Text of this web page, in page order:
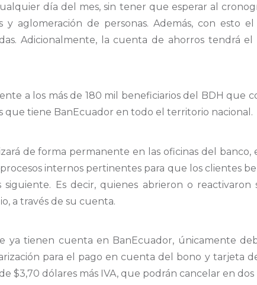
día del mes, sin tener que esperar al
aglomeración de personas. Además, con esto
Adicionalmente, la cuenta de ahorros tendrá
a los más de 180 mil beneficiarios del BDH que
que tiene BanEcuador en todo el territorio nacional.
de forma permanente en las oficinas del banco,
internos pertinentes para que los clientes
siguiente. Es decir, quienes abrieron o
a través de su cuenta.
ya tienen cuenta en BanEcuador, únicamente
para el pago en cuenta del bono y tarjeta
$3,70 dólares más IVA, que podrán cancelar en dos